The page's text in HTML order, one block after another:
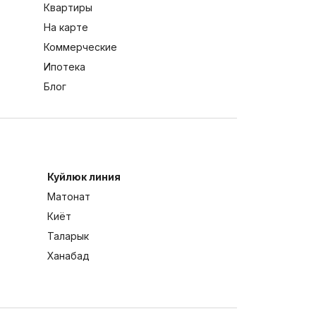
Квартиры
На карте
Коммерческие
Ипотека
Блог
Куйлюк линия
Матонат
Киёт
Таларык
Ханабад